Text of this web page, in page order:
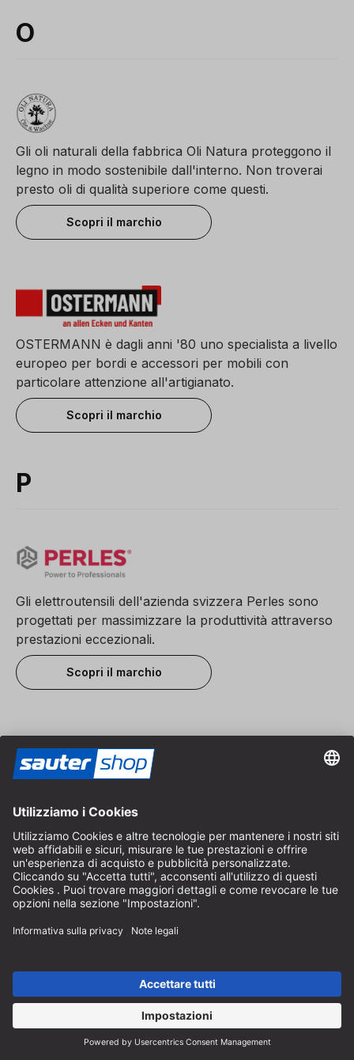
O
Gli oli naturali della fabbrica Oli Natura proteggono il
legno in modo sostenibile dall'interno. Non troverai
presto oli di qualità superiore come questi.
Scopri il marchio
OSTERMANN è dagli anni '80 uno specialista a livello
europeo per bordi e accessori per mobili con
particolare attenzione all'artigianato.
Scopri il marchio
P
Gli elettroutensili dell'azienda svizzera Perles sono
progettati per massimizzare la produttività attraverso
prestazioni eccezionali.
Scopri il marchio
professionali secondo gli standard più elevati e si
impegna a migliorare il lavoro quotidiano con
precisione ed efficienza.
Scopri il marchio
I prodotti Piher sono di alta qualità e destinati al
settore professionale che richiede affidabilità e durata